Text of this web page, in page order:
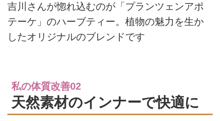
吉川さんが惚れ込むのが「プランツェンアポ
テーケ」のハーブティー。植物の魅力を生か
したオリジナルのブレンドです
私の体質改善02
天然素材のインナーで快適に